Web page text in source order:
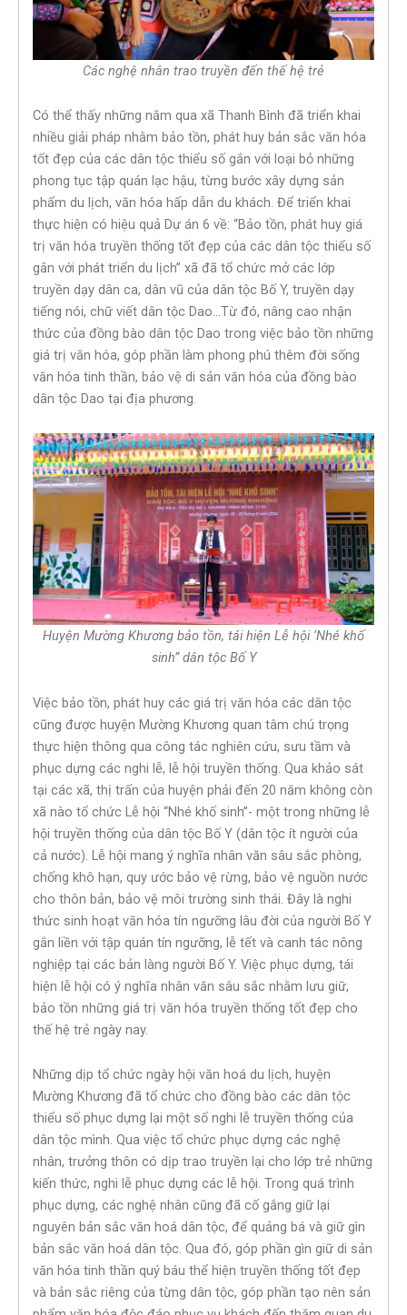
Các nghệ nhân trao truyền đến thế hệ trẻ
Có thể thấy những năm qua xã Thanh Bình đã triển khai
nhiều giải pháp nhằm bảo tồn, phát huy bản sắc văn hóa
tốt đẹp của các dân tộc thiểu số gắn với loại bỏ những
phong tục tập quán lạc hậu, từng bước xây dựng sản
phẩm du lịch, văn hóa hấp dẫn du khách. Để triển khai
thực hiện có hiệu quả Dự án 6 về: “Bảo tồn, phát huy giá
trị văn hóa truyền thống tốt đẹp của các dân tộc thiểu số
gắn với phát triển du lịch” xã đã tổ chức mở các lớp
truyền dạy dân ca, dân vũ của dân tộc Bố Y, truyền dạy
tiếng nói, chữ viết dân tộc Dao…Từ đó, nâng cao nhận
thức của đồng bào dân tộc Dao trong việc bảo tồn những
giá trị văn hóa, góp phần làm phong phú thêm đời sống
văn hóa tinh thần, bảo vệ di sản văn hóa của đồng bào
dân tộc Dao tại địa phương.
Huyện Mường Khương bảo tồn, tái hiện Lễ hội ‘Nhé khố
sinh” dân tộc Bố Y
Việc bảo tồn, phát huy các giá trị văn hóa các dân tộc
cũng được huyện Mường Khương quan tâm chú trọng
thực hiện thông qua công tác nghiên cứu, sưu tầm và
phục dựng các nghi lễ, lễ hội truyền thống. Qua khảo sát
tại các xã, thị trấn của huyện phải đến 20 năm không còn
xã nào tổ chức Lễ hội ‘‘Nhé khố sinh’’- một trong những lễ
hội truyền thống của dân tộc Bố Y (dân tộc ít người của
cả nước). Lễ hội mang ý nghĩa nhân văn sâu sắc phòng,
chống khô hạn, quy ước bảo vệ rừng, bảo vệ nguồn nước
cho thôn bản, bảo vệ môi trường sinh thái. Đây là nghi
thức sinh hoạt văn hóa tín ngưỡng lâu đời của người Bố Y
gắn liền với tập quán tín ngưỡng, lễ tết và canh tác nông
nghiệp tại các bản làng người Bố Y. Việc phục dựng, tái
hiện lễ hội có ý nghĩa nhân văn sâu sắc nhằm lưu giữ,
bảo tồn những giá trị văn hóa truyền thống tốt đẹp cho
thế hệ trẻ ngày nay.
Những dịp tổ chức ngày hội văn hoá du lịch, huyện
Mường Khương đã tổ chức cho đồng bào các dân tộc
thiểu số phục dựng lại một số nghi lễ truyền thống của
dân tộc mình. Qua việc tổ chức phục dựng các nghệ
nhân, trưởng thôn có dịp trao truyền lại cho lớp trẻ những
kiến thức, nghi lễ phục dựng các lễ hội. Trong quá trình
phục dựng, các nghệ nhân cũng đã cố gắng giữ lại
nguyên bản sắc văn hoá dân tộc, để quảng bá và giữ gìn
bản sắc văn hoá dân tộc. Qua đó, góp phần gìn giữ di sản
văn hóa tinh thần quý báu thể hiện truyền thống tốt đẹp
và bản sắc riêng của từng dân tộc, góp phần tạo nên sản